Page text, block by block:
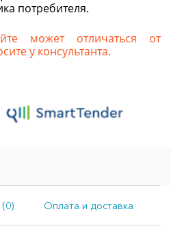
потребителя.
может отличаться от
у консультанта.
Оплата и доставка